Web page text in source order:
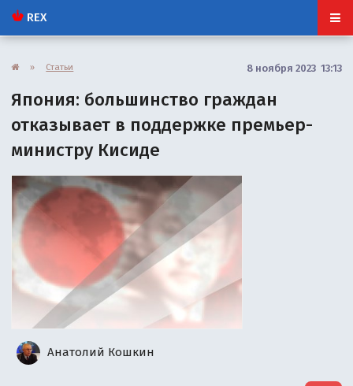
REX
» Статьи 8 ноября 2023 13:13
Япония: большинство граждан
отказывает в поддержке премьер-
министру Кисиде
Анатолий Кошкин